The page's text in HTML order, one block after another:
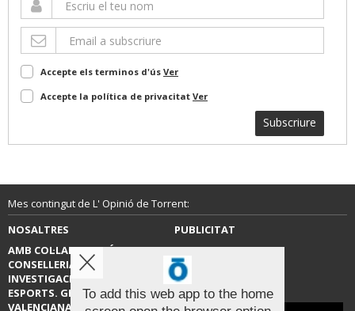
Accepte els terminos d'ús Ver
Accepte la política de privacitat Ver
Subscriure
Mes contingut de L' Opinió de Torrent:
NOSALTRES
PUBLICITAT
AMB COL·LABORACIÓ DE LA
CONSELLERIA D’EDUCACIÓ,
INVESTIGACIÓ, CULTURA I
ESPORTS. GENERALITAT
VALENCIANA.
CONTACTE
To add this web app to the home